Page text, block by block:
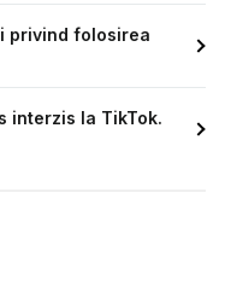
privind folosirea
interzis la TikTok.